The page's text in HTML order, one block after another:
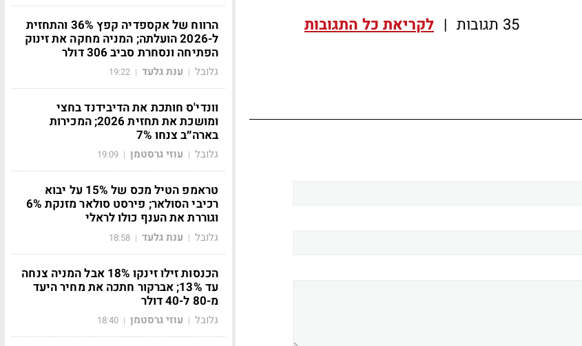
35 תגובות | לקריאת כל התגובות
הרווח של אקספדיה קפץ 36% והתחזית
ל-2026 הועלתה; המניה מחקה את זינוק
הפתיחה ונסחרת סביב 306 דולר
גלובל | ענת גלעד |
19:22
וונדי'ס חותכת את הדיבידנד בחצי
ומושכת את תחזית 2026; המכירות
בארה״ב צנחו 7%
גלובל | עוזי גרסטמן |
19:09
טראמפ הטיל מכס של 15% על יבוא
רכיבי הסולאר; פירסט סולאר מזנקת 6%
וגוררת את הענף כולו לראלי
גלובל | ענת גלעד |
18:58
הכנסות זילו זינקו 18% אבל המניה צנחה
עד 13%; אברקור חתכה את מחיר היעד
מ-80 ל-40 דולר
גלובל | עוזי גרסטמן |
18:40